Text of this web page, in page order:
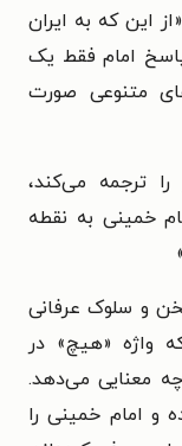
این که به ایران
امام فقط یک
متنوعی صورت
ترجمه می‌کند،
خمینی به نقطه
و سلوک عرفانی
واژه «هیچ» در
معنایی می‌دهد.
و امام خمینی را